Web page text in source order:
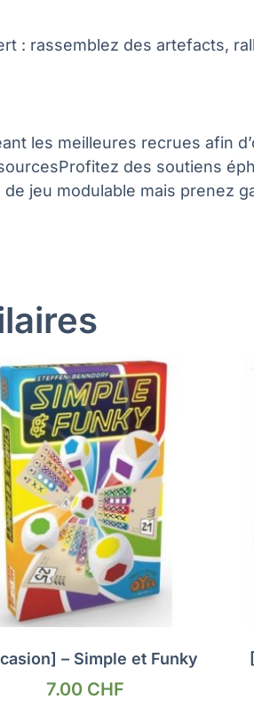
: rassemblez des artefacts,
les meilleures recrues afin
des soutiens
jeu modulable mais prenez
– Simple et Funky
7.00 CHF